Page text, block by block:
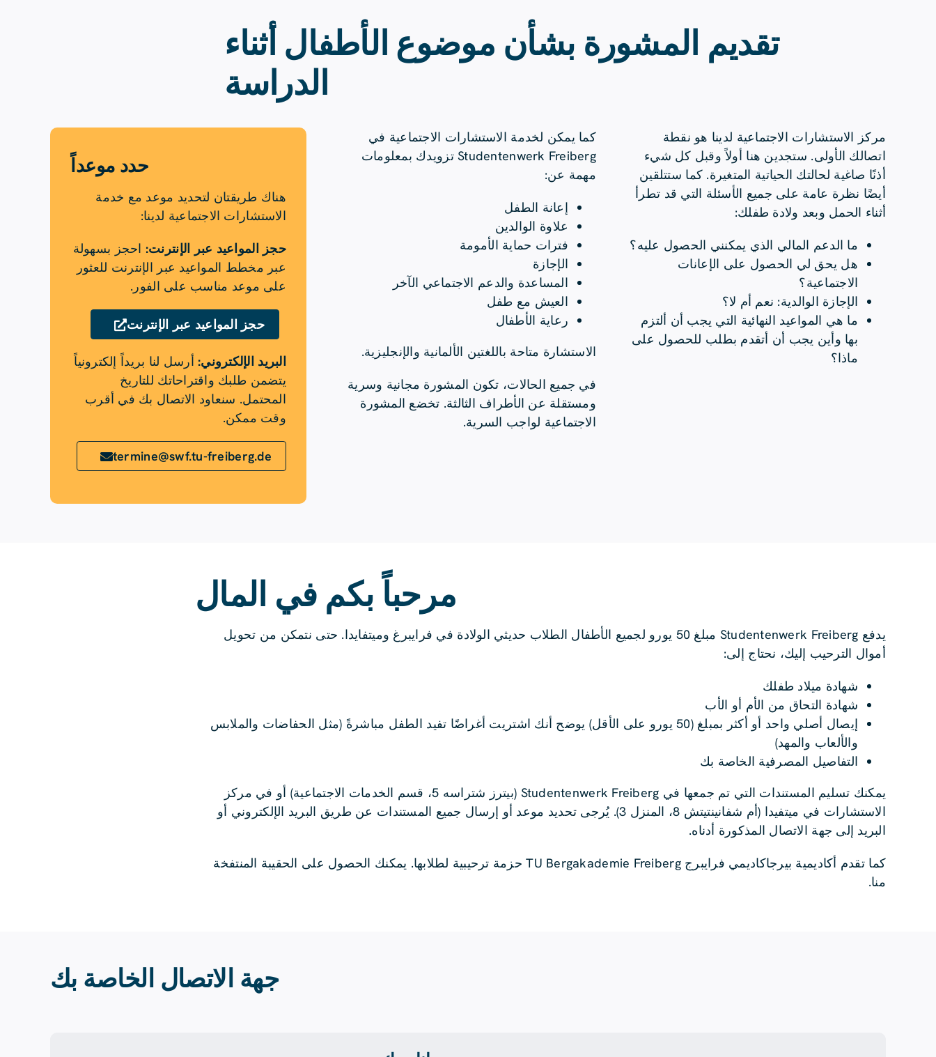
تقديم المشورة بشأن موضوع الأطفال أثناء
الدراسة
مركز الاستشارات الاجتماعية لدينا هو نقطة
اتصالك الأولى. ستجدين هنا أولاً وقبل كل شيء
أذنًا صاغية لحالتك الحياتية المتغيرة. كما ستتلقين
أيضًا نظرة عامة على جميع الأسئلة التي قد تطرأ
أثناء الحمل وبعد ولادة طفلك:
ما الدعم المالي الذي يمكنني الحصول عليه؟
هل يحق لي الحصول على الإعانات
الاجتماعية؟
الإجازة الوالدية: نعم أم لا؟
ما هي المواعيد النهائية التي يجب أن ألتزم
بها وأين يجب أن أتقدم بطلب للحصول على
ماذا؟
كما يمكن لخدمة الاستشارات الاجتماعية في
Studentenwerk Freiberg تزويدك بمعلومات
مهمة عن:
إعانة الطفل
علاوة الوالدين
فترات حماية الأمومة
الإجازة
المساعدة والدعم الاجتماعي الآخر
العيش مع طفل
رعاية الأطفال
الاستشارة متاحة باللغتين الألمانية والإنجليزية.
في جميع الحالات، تكون المشورة مجانية وسرية
ومستقلة عن الأطراف الثالثة. تخضع المشورة
الاجتماعية لواجب السرية.
حدد موعداً
هناك طريقتان لتحديد موعد مع خدمة
الاستشارات الاجتماعية لدينا:
حجز المواعيد عبر الإنترنت: احجز بسهولة
عبر مخطط المواعيد عبر الإنترنت للعثور
على موعد مناسب على الفور.
حجز المواعيد عبر الإنترنت
البريد الإلكتروني: أرسل لنا بريداً إلكترونياً
يتضمن طلبك واقتراحاتك للتاريخ
المحتمل. سنعاود الاتصال بك في أقرب
وقت ممكن.
termine@swf.tu-freiberg.de
مرحباً بكم في المال
يدفع Studentenwerk Freiberg مبلغ 50 يورو لجميع الأطفال الطلاب حديثي الولادة في فرايبرغ وميتفايدا. حتى نتمكن من تحويل
أموال الترحيب إليك، نحتاج إلى:
شهادة ميلاد طفلك
شهادة التحاق من الأم أو الأب
إيصال أصلي واحد أو أكثر بمبلغ (50 يورو على الأقل) يوضح أنك اشتريت أغراضًا تفيد الطفل مباشرةً (مثل الحفاضات والملابس
والألعاب والمهد)
التفاصيل المصرفية الخاصة بك
يمكنك تسليم المستندات التي تم جمعها في Studentenwerk Freiberg (بيترز شتراسه 5، قسم الخدمات الاجتماعية) أو في مركز
الاستشارات في ميتفيدا (أم شفانينتيتش 8، المنزل 3). يُرجى تحديد موعد أو إرسال جميع المستندات عن طريق البريد الإلكتروني أو
البريد إلى جهة الاتصال المذكورة أدناه.
كما تقدم أكاديمية بيرجاكاديمي فرايبرج TU Bergakademie Freiberg حزمة ترحيبية لطلابها. يمكنك الحصول على الحقيبة المنتفخة
منا.
جهة الاتصال الخاصة بك